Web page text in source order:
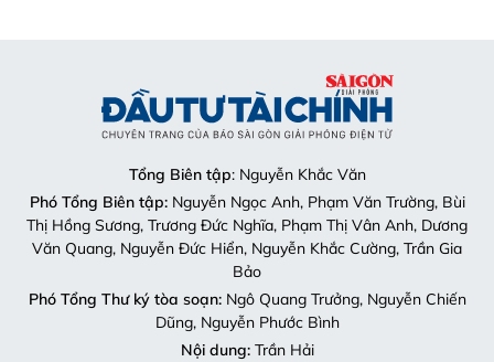
Tổng Biên tập: Nguyễn Khắc Văn
Phó Tổng Biên tập:Nguyễn Ngọc Anh, Phạm Văn Trường, Bùi
Thị Hồng Sương, Trương Đức Nghĩa, Phạm Thị Vân Anh, Dương
Văn Quang, Nguyễn Đức Hiển, Nguyễn Khắc Cường, Trần Gia
Bảo
Phó Tổng Thư ký tòa soạn:Ngô Quang Trưởng, Nguyễn Chiến
Dũng, Nguyễn Phước Bình
Nội dung:Trần Hải